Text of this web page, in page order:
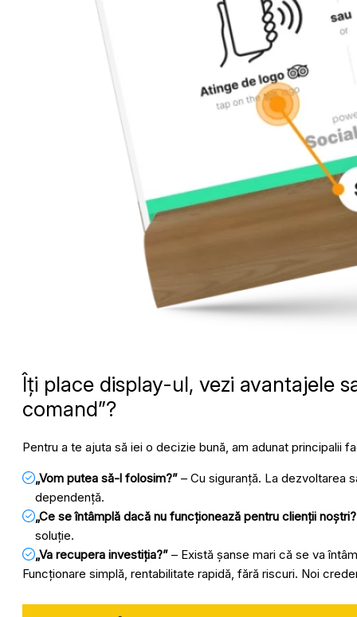
Îți place display-ul, vezi avantajele
comand”?
Pentru a te ajuta să iei o decizie bună, am adunat principalii
„Vom putea să-l folosim?” – Cu siguranță. La dezvoltarea
dependență.
„Ce se întâmplă dacă nu funcționează pentru clienții
soluție.
„Va recupera investiția?” – Există șanse mari că se va
Funcționare simplă, rentabilitate rapidă, fără riscuri. Noi